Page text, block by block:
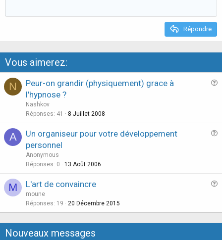
Répondre
Vous aimerez:
N
Peur-on grandir (physiquement) grace à
l'hypnose ?
Nashkov
Réponses 41 8 Juillet 2008
A
Un organiseur pour votre développement
personnel
Anonymous
Réponses 0 13 Août 2006
M
s
t
L'art de convaincre
moune
Réponses 19 20 Décembre 2015
Nouveaux messages